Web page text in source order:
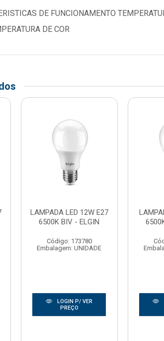
DE FUNCIONAMENTO
DE COR
LAMPADA LED 12W E27
6500K BIV - ELGIN
Código: 173780
Embalagem: UNIDADE
LOGIN P/ VER
PREÇO